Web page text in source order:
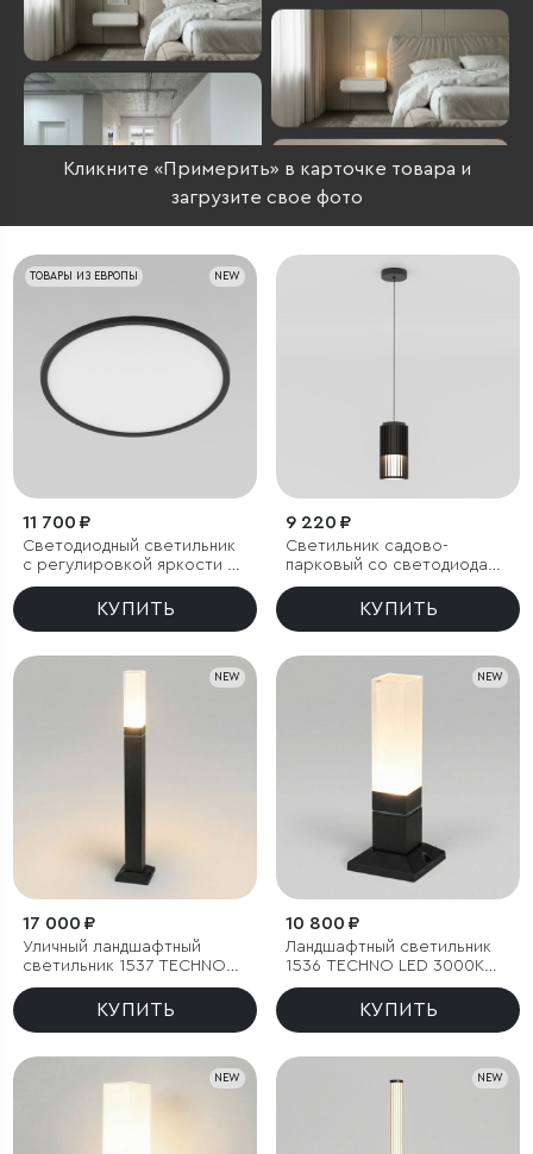
Кликните «Примерить» в карточке товара и
загрузите свое фото
NEW
ТОВАРЫ ИЗ ЕВРОПЫ
11 700 ₽
Светодиодный светильник
с регулировкой яркости и
цветовой температуры
КУПИТЬ
9 220 ₽
Светильник садово-
парковый со светодиодами
Entero черный
КУПИТЬ
NEW
17 000 ₽
Уличный ландшафтный
светильник 1537 TECHNO
LED 3000K чёрный
КУПИТЬ
NEW
10 800 ₽
Ландшафтный светильник
1536 TECHNO LED 3000K
чёрный IP54
КУПИТЬ
NEW NEW